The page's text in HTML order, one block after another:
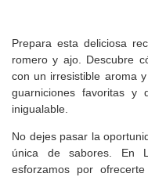
Prepara esta deliciosa
romero y ajo. Descubre
con un irresistible aroma
guarniciones favoritas y
inigualable.
No dejes pasar la
única de sabores. En
esforzamos por